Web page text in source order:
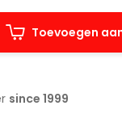
Toevoegen
since 1999